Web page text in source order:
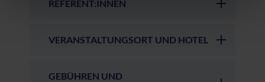
REFERENT:INNEN
VERANSTALTUNGSORT UND HOTEL
GEBÜHREN UND